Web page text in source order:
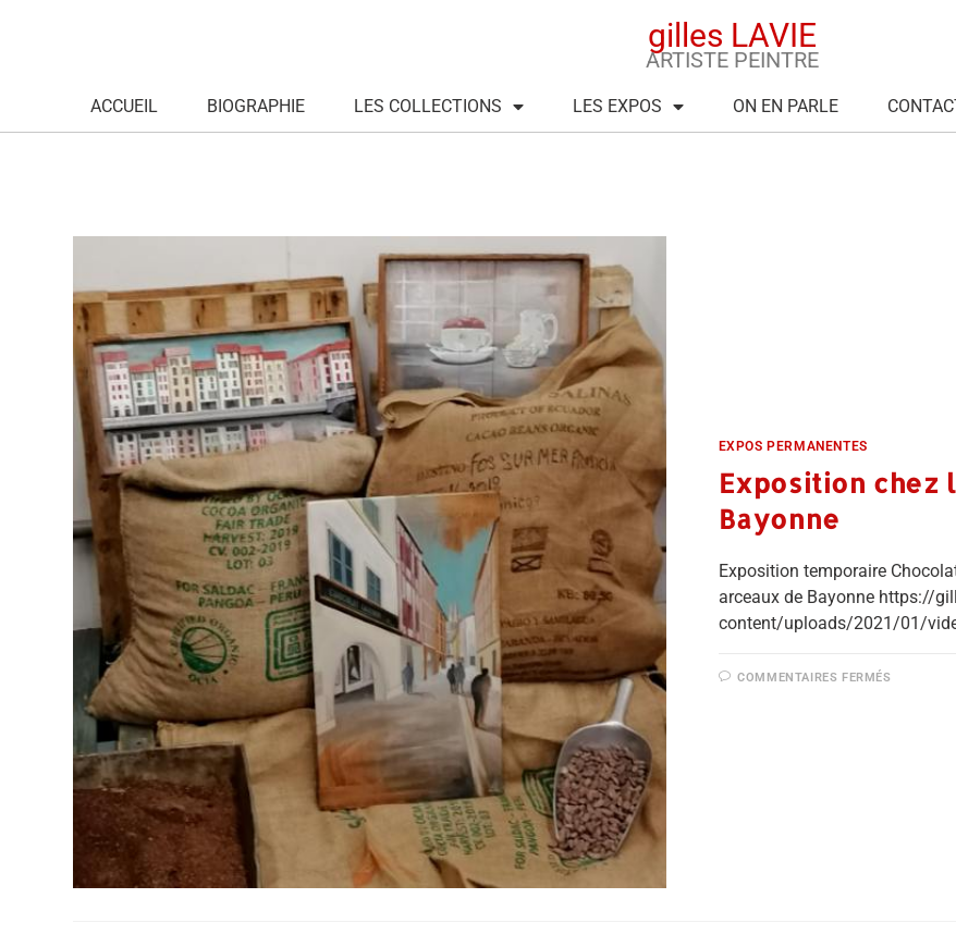
gilles LAVIE
ARTISTE PEINTRE
ACCUEIL BIOGRAPHIE LES COLLECTIONS LES EXPOS ON EN PARLE
EXPOS PERMANENTES
Exposition chez
Bayonne
Exposition temporaire
arceaux de Bayonne https://
content/uploads/2021/01/
COMMENTAIRES FERMÉS